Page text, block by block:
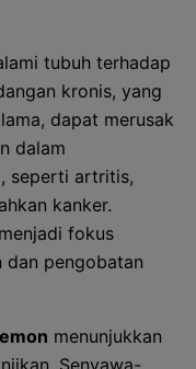
tubuh terhadap
kronis, yang
dapat merusak
dalam
seperti artritis,
kanker.
fokus
dan pengobatan
menunjukkan
Senyawa-